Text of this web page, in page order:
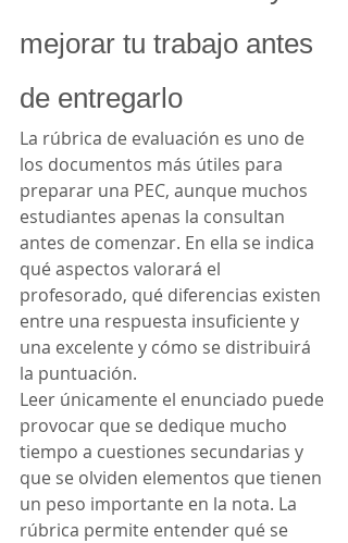
mejorar tu trabajo antes
de entregarlo
La rúbrica de evaluación es uno de
los documentos más útiles para
preparar una PEC, aunque muchos
estudiantes apenas la consultan
antes de comenzar. En ella se indica
qué aspectos valorará el
profesorado, qué diferencias existen
entre una respuesta insuficiente y
una excelente y cómo se distribuirá
la puntuación.
Leer únicamente el enunciado puede
provocar que se dedique mucho
tiempo a cuestiones secundarias y
que se olviden elementos que tienen
un peso importante en la nota. La
rúbrica permite entender qué se